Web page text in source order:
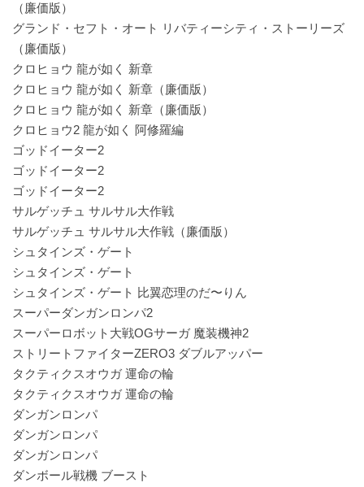
（廉価版）
グランド・セフト・オート リバティーシティ・ストーリーズ
（廉価版）
クロヒョウ 龍が如く 新章
クロヒョウ 龍が如く 新章（廉価版）
クロヒョウ 龍が如く 新章（廉価版）
クロヒョウ2 龍が如く 阿修羅編
ゴッドイーター2
ゴッドイーター2
ゴッドイーター2
サルゲッチュ サルサル大作戦
サルゲッチュ サルサル大作戦（廉価版）
シュタインズ・ゲート
シュタインズ・ゲート
シュタインズ・ゲート 比翼恋理のだ〜りん
スーパーダンガンロンパ2
スーパーロボット大戦OGサーガ 魔装機神2
ストリートファイターZERO3 ダブルアッパー
タクティクスオウガ 運命の輪
タクティクスオウガ 運命の輪
ダンガンロンパ
ダンガンロンパ
ダンガンロンパ
ダンボール戦機 ブースト